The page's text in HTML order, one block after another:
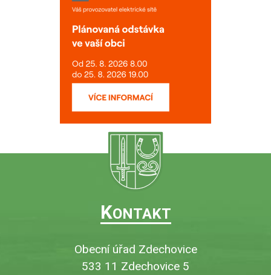
KONTAKT
Obecní úřad Zdechovice
533 11 Zdechovice 5